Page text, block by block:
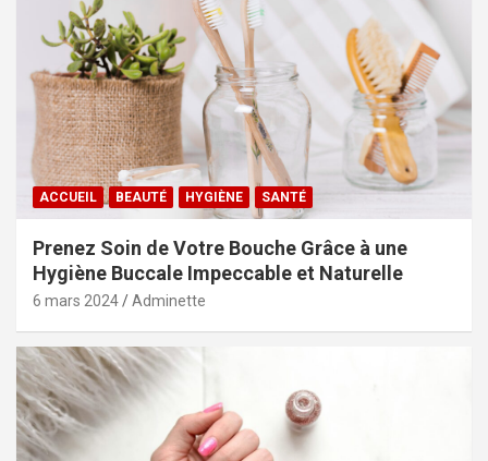
ACCUEIL BEAUTÉ HYGIÈNE SANTÉ
Prenez Soin de Votre Bouche Grâce à une
Hygiène Buccale Impeccable et Naturelle
6 mars 2024 Adminette